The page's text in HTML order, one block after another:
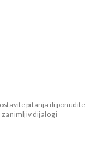
pitanja ili ponudite
zanimljiv dijalog i